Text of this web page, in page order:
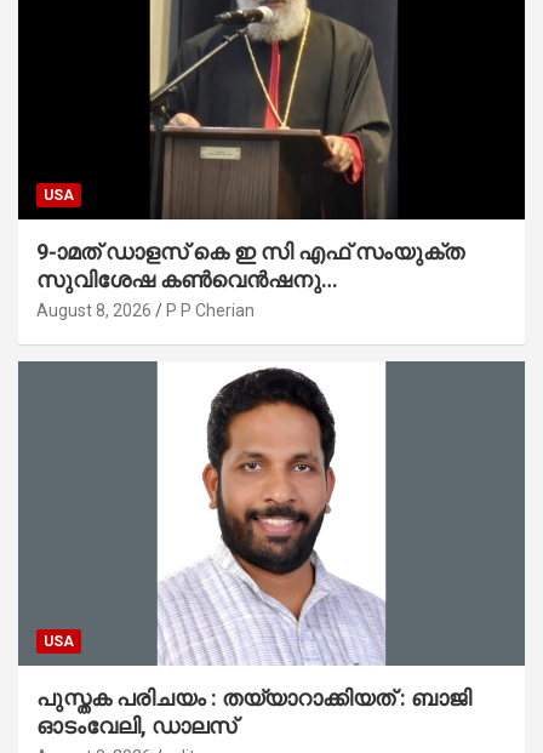
USA
9-ാമത് ഡാളസ് കെ ഇ സി എഫ് സംയുക്ത
സുവിശേഷ കൺവെൻഷനു
പ്രാർത്ഥനാനിർഭരമായ തുടക്കം
August 8, 2026 P P Cherian
USA
പുസ്തക പരിചയം : തയ്യാറാക്കിയത് : ബാജി
ഓടംവേലി, ഡാലസ്